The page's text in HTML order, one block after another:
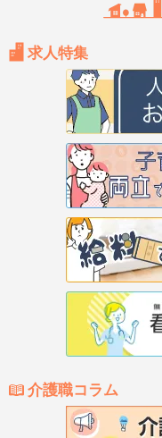
求人特集
介護職コラム